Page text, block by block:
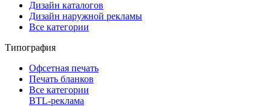
Дизайн каталогов
Дизайн наружной рекламы
Все категории
Типография
Офсетная печать
Печать бланков
Все категории
BTL-реклама